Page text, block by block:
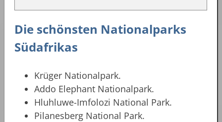
Die schönsten Nationalparks
Südafrikas
Krüger Nationalpark.
Addo Elephant Nationalpark.
Hluhluwe-­Imfolozi National Park.
Pilanesberg National Park.